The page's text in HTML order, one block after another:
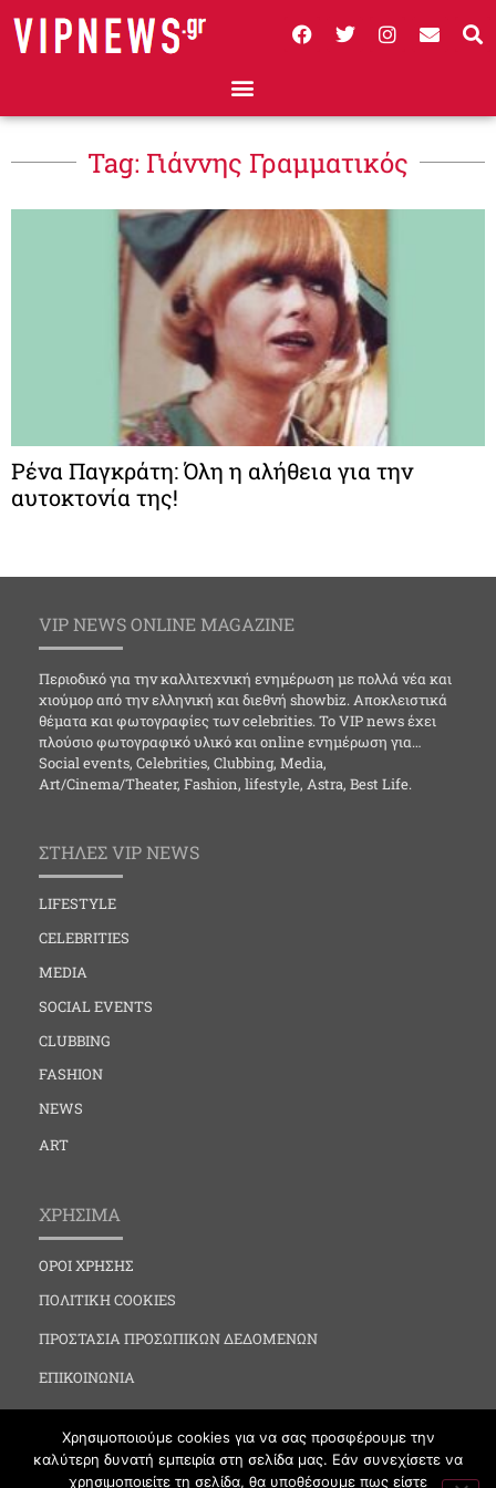
Tag: Γιάννης Γραμματικός
Ρένα Παγκράτη: Όλη η αλήθεια για την
αυτοκτονία της!
VIP NEWS ONLINE MAGAZINE
Περιοδικό για την καλλιτεχνική ενημέρωση με πολλά νέα και
χιούμορ από την ελληνική και διεθνή showbiz. Αποκλειστικά
θέματα και φωτογραφίες των celebrities. Το VIP news έχει
πλούσιο φωτογραφικό υλικό και online ενημέρωση για…
Social events, Celebrities, Clubbing, Media,
Art/Cinema/Theater, Fashion, lifestyle, Astra, Best Life.
ΣΤΗΛΕΣ VIP NEWS
LIFESTYLE
CELEBRITIES
MEDIA
SOCIAL EVENTS
CLUBBING
FASHION
NEWS
ART
ΧΡΗΣΙΜΑ
ΟΡΟΙ ΧΡΗΣΗΣ
ΠΟΛΙΤΙΚΗ COOKIES
ΠΡΟΣΤΑΣΙΑ ΠΡΟΣΩΠΙΚΩΝ ΔΕΔΟΜΕΝΩΝ
ΕΠΙΚΟΙΝΩΝΙΑ
Χρησιμοποιούμε cookies για να σας προσφέρουμε την
καλύτερη δυνατή εμπειρία στη σελίδα μας. Εάν συνεχίσετε να
χρησιμοποιείτε τη σελίδα, θα υποθέσουμε πως είστε